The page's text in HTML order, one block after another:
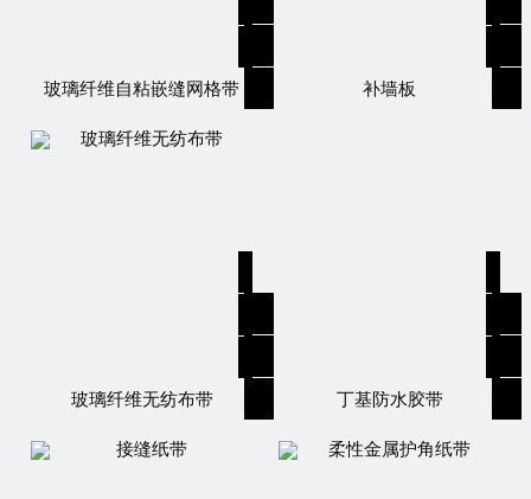
玻璃纤维自粘嵌缝网格带 补墙板
玻璃纤维无纺布带 丁基防水胶带